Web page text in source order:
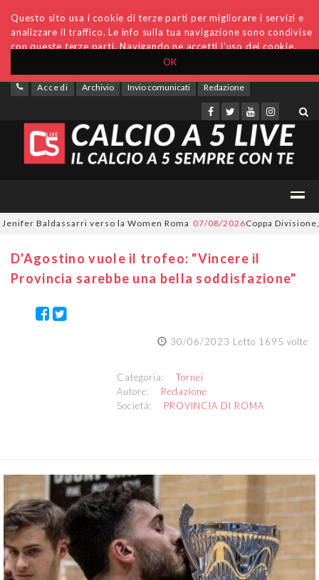
OK
Questo sito usa i cookie di terze parti per migliorare i servizi e
analizzare il traffico. Le info sulla tua navigazione sono condivise
con queste terze parti. Navigando ne accetti l'uso dei cookie.
Accedi Archivio Invio comunicati Redazione
Baldassarri verso la Women Roma 07/08/2026Coppa Divisione, si
D'Agostino vuole il trofeo: "Vincere il
Provincia sarebbe una bella soddisfazione"
30/06/2023 Letto 1695 volte
Categoria:Tornei
Autore: Redazione
Società: PROVINCIA DI ROMA